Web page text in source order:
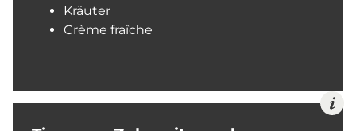
Kräuter
Crème fraîche